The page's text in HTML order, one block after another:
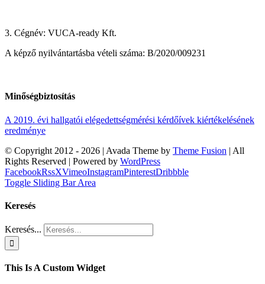
3. Cégnév: VUCA-ready Kft.
A képző nyilvántartásba vételi száma: B/2020/009231
Minőségbiztosítás
A 2019. évi hallgatói elégedettségmérési kérdőívek kiértékelésének
eredménye
© Copyright 2012 - 2026 | Avada Theme by Theme Fusion | All
Rights Reserved | Powered by WordPress
FacebookRssXVimeoInstagramPinterestDribbble
Toggle Sliding Bar Area
Keresés
Keresés...
This Is A Custom Widget